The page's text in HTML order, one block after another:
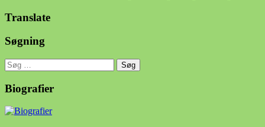
Translate
Søgning
Søg
efter:
Biografier